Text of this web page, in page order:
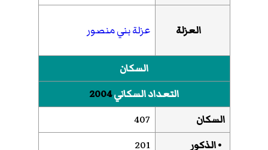
العزلة عزلة بني منصور
السكان
التعداد السكاني2004
السكان
407
• الذكور
201